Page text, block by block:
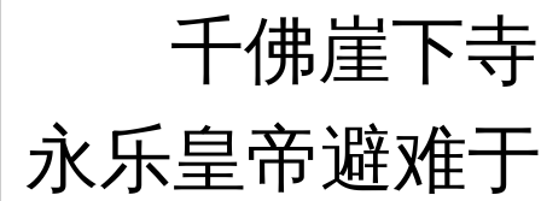
千佛崖下
永乐皇帝避难